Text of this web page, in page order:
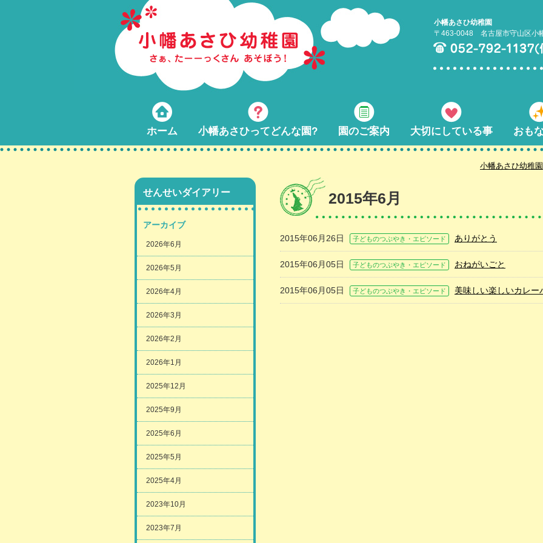
小幡あさひ幼稚園
〒463-0048 名古屋市守山区小
ホーム 小幡あさひってどんな園? 園のご案内 大切にしている事 おも
小幡あさひ幼稚園
2015年6月
2015年06月26日 子どものつぶやき・エピソード ありがとう
2015年06月05日 子どものつぶやき・エピソード おねがいごと
2015年06月05日 子どものつぶやき・エピソード 美味しい楽しいカレー
せんせいダイアリー
アーカイブ
2026年6月
2026年5月
2026年4月
2026年3月
2026年2月
2026年1月
2025年12月
2025年9月
2025年6月
2025年5月
2025年4月
2023年10月
2023年7月